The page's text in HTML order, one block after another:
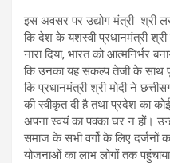
इस अवसर पर उद्योग मंत्री श्री
कि देश के यशस्वी प्रधानमंत्री श्री
नारा दिया, भारत को आत्मनिर्भर
कि उनका यह संकल्प तेजी के साथ
कि प्रधानमंत्री श्री मोदी ने
की स्वीकृत दी है तथा प्रदेश का
अपना स्वयं का पक्का घर न हों।
समाज के सभी वर्गो के लिए दर्जनों
योजनाओं का लाभ लोगों तक